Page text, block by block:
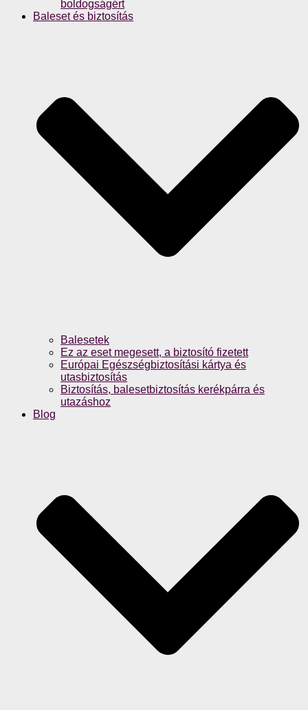
boldogságért
Baleset és biztosítás
Balesetek
Ez az eset megesett, a biztosító fizetett
Európai Egészségbiztosítási kártya és
utasbiztosítás
Biztosítás, balesetbiztosítás kerékpárra és
utazáshoz
Blog